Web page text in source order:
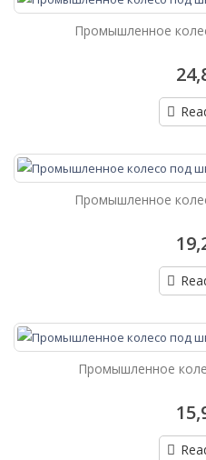
Промышленное
Промышленное
Промышленное